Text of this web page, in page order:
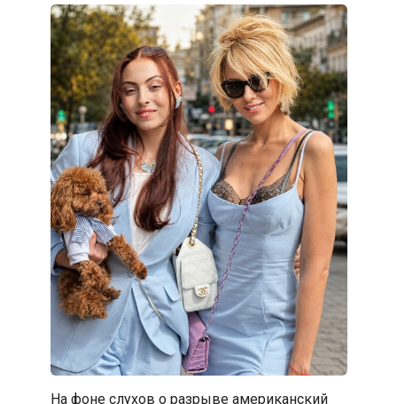
На фоне слухов о разрыве американский